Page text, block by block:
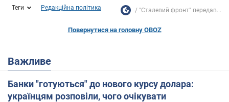
Теги Редакційна політика "Сталевий фронт" передав...
Повернутися на головну OBOZ
Важливе
Банки "готуються" до нового курсу долара:
українцям розповіли, чого очікувати